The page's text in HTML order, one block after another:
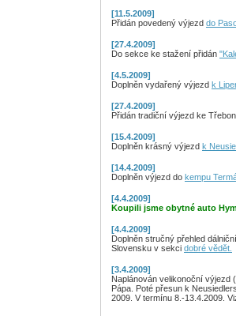
[11.5.2009]
Přidán povedený výjezd do
[27.4.2009]
Do sekce ke stažení přidán
[4.5.2009]
Doplněn vydařený výjezd k
[27.4.2009]
Přidán tradiční výjezd ke
[15.4.2009]
Doplněn krásný výjezd k
[14.4.2009]
Doplněn výjezd do kempu
[4.4.2009]
Koupili jsme obytné auto
[4.4.2009]
Doplněn stručný přehled
Slovensku v sekci dobré vědět.
[3.4.2009]
Naplánován velikonoční
Pápa. Poté přesun k
2009. V termínu 8.-13.4.2009.